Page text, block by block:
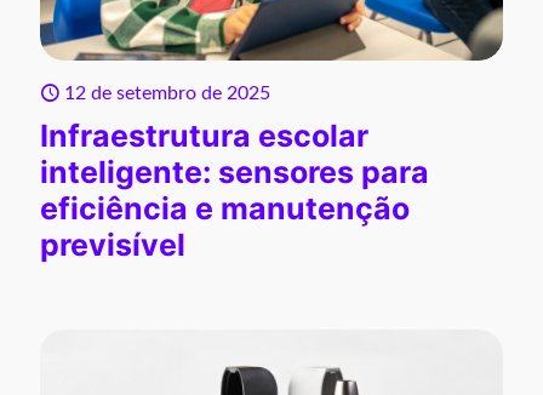
12 de setembro de 2025
Infraestrutura escolar
inteligente: sensores para
eficiência e manutenção
previsível